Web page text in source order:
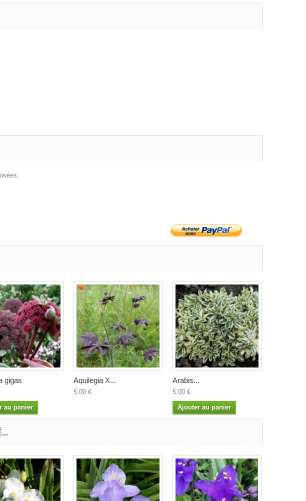
gigas
au panier
Aquilegia X...
5,00 €
Arabis...
5,00 €
Ajouter au panier